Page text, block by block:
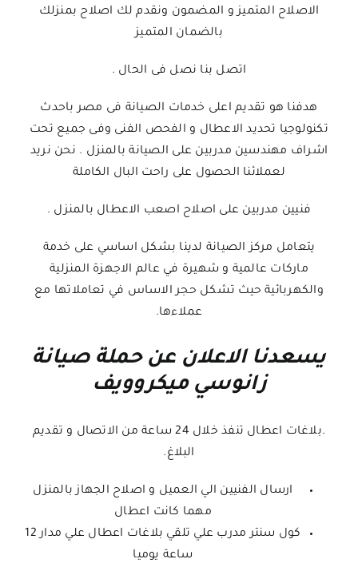
الاصلاح المتميز و المضمون ونقدم لك اصلاح بمنزلك
بالضمان المتميز
اتصل بنا نصل فى الحال .
هدفنا هو تقديم اعلى خدمات الصيانة فى مصر باحدث
تكنولوجيا تحديد الاعطال و الفحص الفنى وفى جميع تحت
اشراف مهندسين مدربين على الصيانة بالمنزل . نحن نريد
لعملائنا الحصول على راحت البال الكاملة
فنيين مدربين على اصلاح اصعب الاعطال بالمنزل .
يتعامل مركز الصيانة لدينا بشكل اساسي على خدمة
ماركات عالمية و شهيرة في عالم الاجهزة المنزلية
والكهربائية حيث تشكل حجر الاساس في تعاملاتها مع
عملاءها.
يسعدنا الاعلان عن حملة صيانة
زانوسي ميكروويف
.بلاغات اعطال تنفذ خلال 24 ساعة من الاتصال و تقديم
البلاغ.
ارسال الفنيين الي العميل و اصلاح الجهاز بالمنزل
مهما كانت اعطال
كول سنتر مدرب علي تلقي بلاغات اعطال علي مدار 12
ساعة يوميا